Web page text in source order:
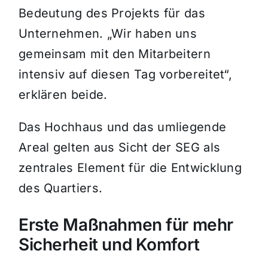
Bedeutung des Projekts für das
Unternehmen. „Wir haben uns
gemeinsam mit den Mitarbeitern
intensiv auf diesen Tag vorbereitet“,
erklären beide.
Das Hochhaus und das umliegende
Areal gelten aus Sicht der SEG als
zentrales Element für die Entwicklung
des Quartiers.
Erste Maßnahmen für mehr
Sicherheit und Komfort